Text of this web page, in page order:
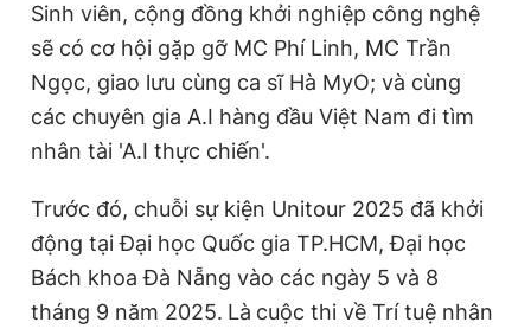
Thông tin tòa soạn Liên hệ quảng cáo
Đọc Thanh Niên trên điện thoại
Sinh viên, cộng đồng khởi nghiệp công nghệ
sẽ có cơ hội gặp gỡ MC Phí Linh, MC Trần
Ngọc, giao lưu cùng ca sĩ Hà MyO; và cùng
các chuyên gia A.I hàng đầu Việt Nam đi tìm
nhân tài 'A.I thực chiến'.
Trước đó, chuỗi sự kiện Unitour 2025 đã khởi
động tại Đại học Quốc gia TP.HCM, Đại học
Bách khoa Đà Nẵng vào các ngày 5 và 8
tháng 9 năm 2025. Là cuộc thi về Trí tuệ nhân